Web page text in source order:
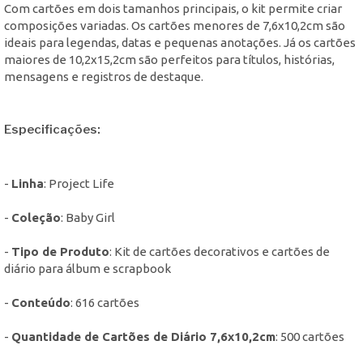
Com cartões em dois tamanhos principais, o kit permite criar
composições variadas. Os cartões menores de 7,6x10,2cm são
ideais para legendas, datas e pequenas anotações. Já os cartões
maiores de 10,2x15,2cm são perfeitos para títulos, histórias,
mensagens e registros de destaque.
Especificações:
- Linha: Project Life
- Coleção: Baby Girl
- Tipo de Produto: Kit de cartões decorativos e cartões de
diário para álbum e scrapbook
- Conteúdo: 616 cartões
- Quantidade de Cartões de Diário 7,6x10,2cm: 500 cartões